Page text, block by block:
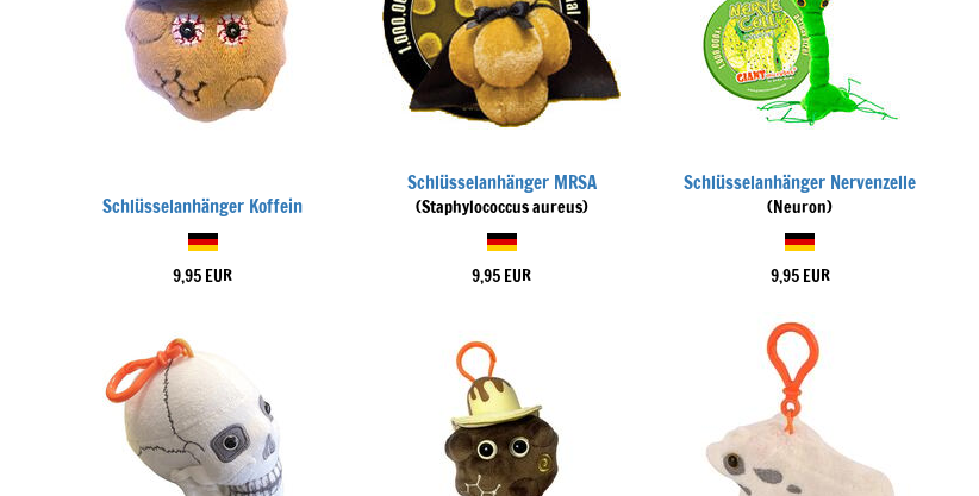
Schlüsselanhänger Koffein
9,95 EUR
Schlüsselanhänger MRSA
(Staphylococcus aureus)
9,95 EUR
Schlüsselanhänger Nervenzelle
(Neuron)
9,95 EUR